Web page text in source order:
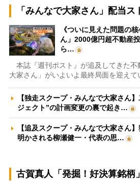
「みんなで大家さん」配当
《ついに見えた問題の
ん」2000億円超不動産
ら…
本誌『週刊ポスト』が追及してきた不
大家さん」がいよいよ最終局面を迎え
【独走スクープ・みんなで大家さん
ジェクト”の計画変更の裏で起き…
【追及スクープ・みんなで大家さん
明かされる柳瀬健一・代表の思…
古賀真人「発掘！好決算銘柄」